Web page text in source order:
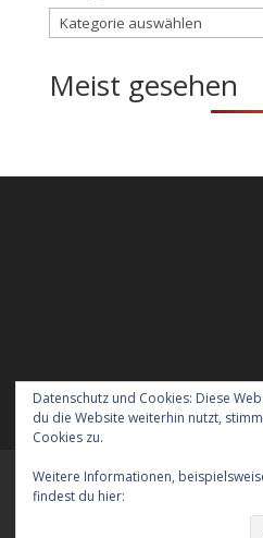
Kategorien
Meist gesehen
Datenschutz und Cookies: Diese
du die Website weiterhin nutzt,
Cookies zu.
Weitere Informationen,
findest du hier:
Meraner Höhenweg
Verreisen mit Hund nach